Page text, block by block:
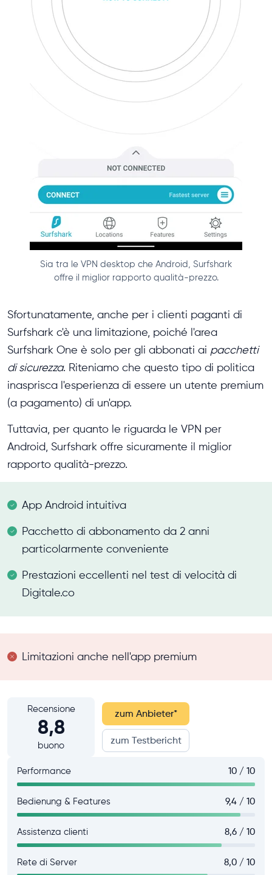
Sia tra le VPN desktop che Android, Surfshark
offre il miglior rapporto qualità-prezzo.
Sfortunatamente, anche per i clienti paganti di
Surfshark c'è una limitazione, poiché l'area
Surfshark One è solo per gli abbonati ai pacchetti
di sicurezza. Riteniamo che questo tipo di politica
inasprisca l'esperienza di essere un utente premium
(a pagamento) di un'app.
Tuttavia, per quanto le riguarda le VPN per
Android, Surfshark offre sicuramente il miglior
rapporto qualità-prezzo.
App Android intuitiva
Pacchetto di abbonamento da 2 anni
particolarmente conveniente
Prestazioni eccellenti nel test di velocità di
Digitale.co
Limitazioni anche nell'app premium
Recensione
8,8
buono
zum Anbieter*
zum Testbericht
Performance 10 / 10
Bedienung & Features 9,4 / 10
Assistenza clienti 8,6 / 10
Rete di Server 8,0 / 10